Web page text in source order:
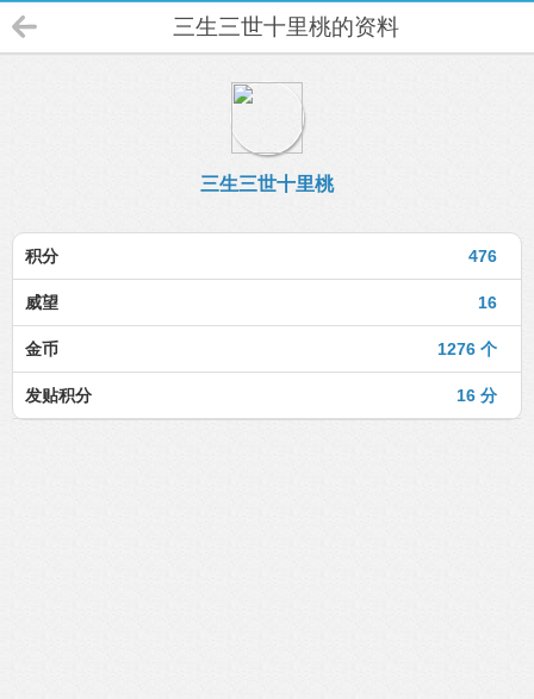
三生三世十里桃的资料
三生三世十里桃
476
积分
16
威望
1276 个
金币
16 分
发贴积分